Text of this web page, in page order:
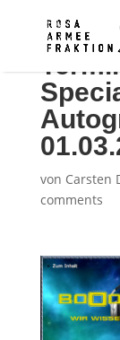
von Carsten
comments